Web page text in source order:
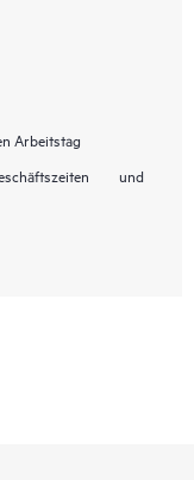
Arbeitstag
und